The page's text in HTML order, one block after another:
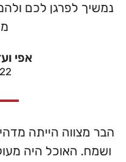
נמשיך לפרגן לכם
אפי
הבר מצווה הייתה
ושמח. האוכל היה